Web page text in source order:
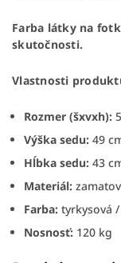
Farba látky na
skutočnosti.
Vlastnosti
Rozmer (šxvxh):
Výška sedu: 49
Hĺbka sedu: 43
Materiál:
Farba: tyrkysová
Nosnosť: 120 kg